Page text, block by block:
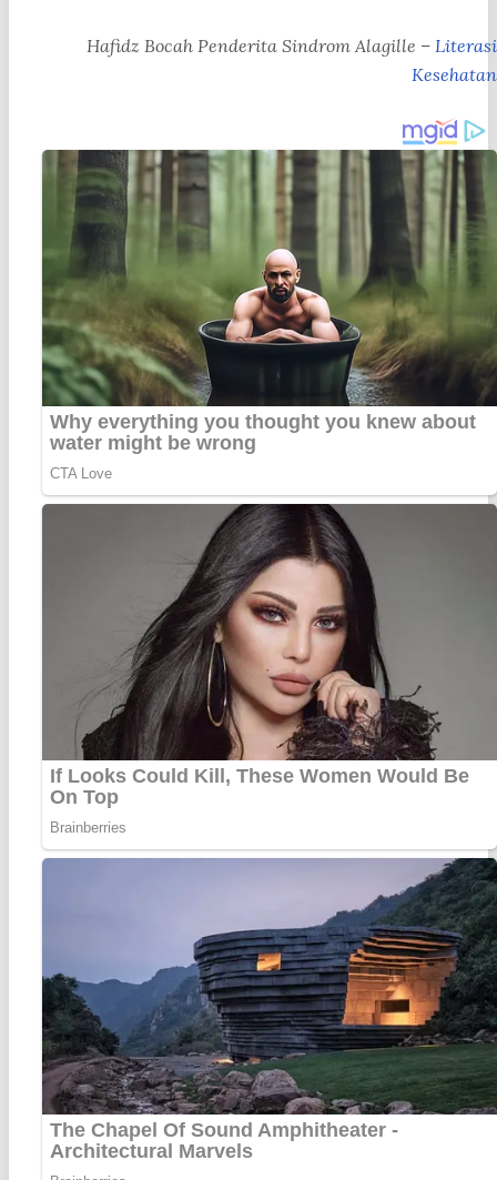
Hafidz Bocah Penderita Sindrom Alagille – Literasi
Kesehatan